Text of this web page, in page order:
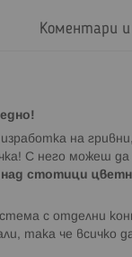
на
С него можеш да
над стотици
с отделни
така че всичко
Коментари